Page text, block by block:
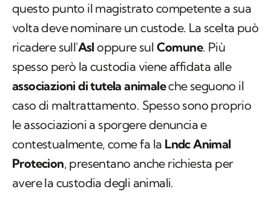
questo punto il magistrato competente a sua
volta deve nominare un custode. La scelta può
ricadere sull'Asloppure sul Comune. Più
spesso però la custodia viene affidata alle
associazioni di tutela animaleche seguono il
caso di maltrattamento. Spesso sono proprio
le associazioni a sporgere denuncia e
contestualmente, come fa la Lndc Animal
Protecion, presentano anche richiesta per
avere la custodia degli animali.